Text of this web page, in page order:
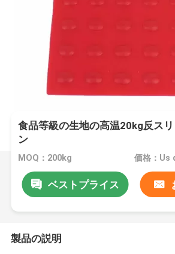
食品等級の生地の高温20kg反ス
ン
MOQ：200kg 価格：Us
ベストプライス
製品の説明